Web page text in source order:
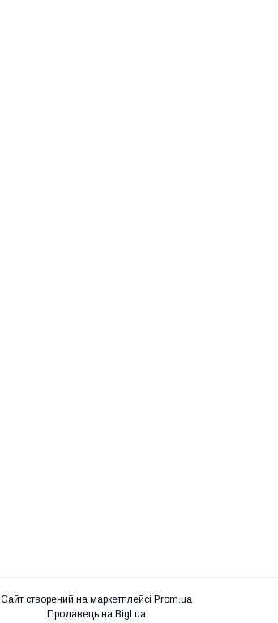
Сайт створений на маркетплейсі Prom.ua
Продавець на Bigl.ua